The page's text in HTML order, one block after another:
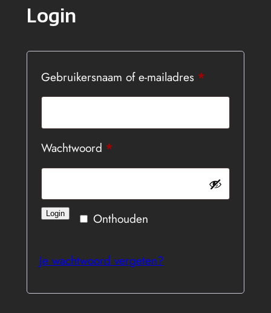
Login
Gebruikersnaam of e-mailadres *Vereist
Wachtwoord *Vereist
Onthouden
Login
Je wachtwoord vergeten?